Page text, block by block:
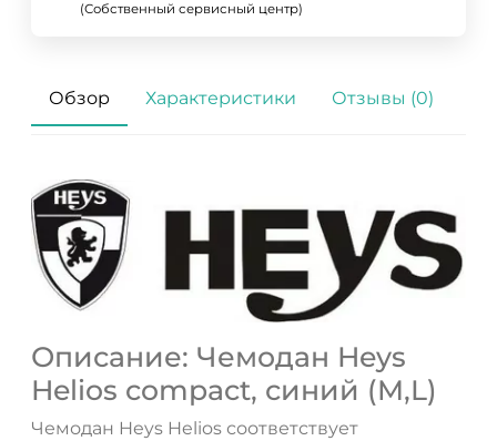
(Собственный сервисный центр)
Обзор Характеристики Отзывы (0)
Описание: Чемодан Heys
Helios compact, синий (M,L)
Чемодан Heys Helios соответствует